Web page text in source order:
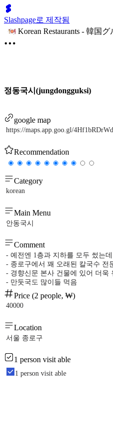
Slashpage로 제작됨
Korean Restaurants - 韓国グ
정동국시(jungdongguksi)
google map
https://maps.app.goo.gl/
Recommendation
Category
korean
Main Menu
안동국시
Comment
- 예전엔 1층과 지하를 모두 썼는
- 종로구에서 꽤 오래된 칼국수 전
- 경향신문 본사 건물에 있어 더욱
- 만둣국도 많이들 먹음
Price (2 people, ₩)
40000
Location
서울 종로구
1 person visit able
1 person visit able